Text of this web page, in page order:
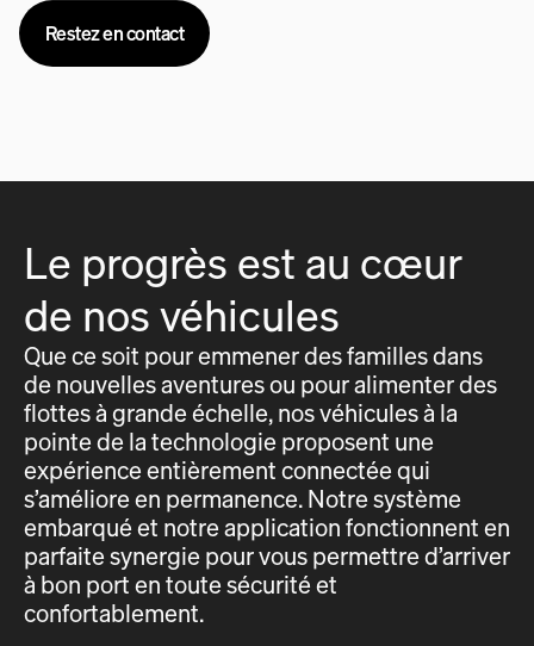
Restez en contact
Le progrès est au cœur
de nos véhicules
Que ce soit pour emmener des familles dans
de nouvelles aventures ou pour alimenter des
flottes à grande échelle, nos véhicules à la
pointe de la technologie proposent une
expérience entièrement connectée qui
s’améliore en permanence. Notre système
embarqué et notre application fonctionnent en
parfaite synergie pour vous permettre d’arriver
à bon port en toute sécurité et
confortablement.